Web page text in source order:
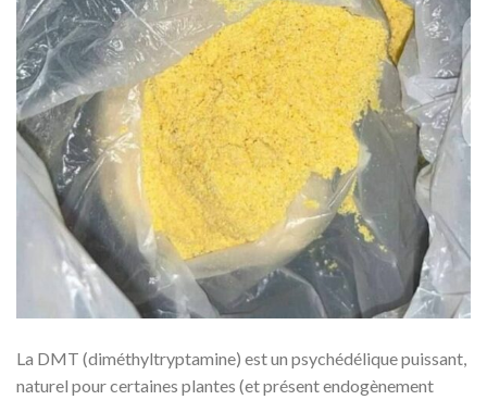
La DMT (diméthyltryptamine) est un psychédélique puissant,
naturel pour certaines plantes (et présent endogènement